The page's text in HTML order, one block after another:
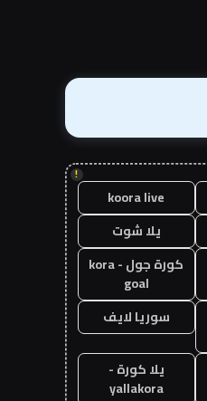
!
koora live
يلا شوت
كورة جول - kora
goal
سوريا لايف
يلا كورة -
yallakora